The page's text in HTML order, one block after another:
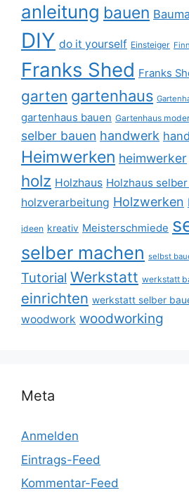
anleitung bauen
DIY do it yourself Einsteiger
Franks Shed Franks
garten gartenhaus
gartenhaus bauen Gartenhaus
selber bauen handwerk
Heimwerken heimwerker
holz Holzhaus Holzhaus
holzverarbeitung Holzwerken
ideen kreativ Meisterschmiede
selber machen selbst
Tutorial Werkstatt werkstatt
einrichten werkstatt selber
woodwork woodworking
Meta
Anmelden
Eintrags-Feed
Kommentar-Feed